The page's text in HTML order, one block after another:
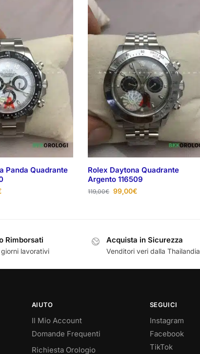
Panda Quadrante
Rolex Daytona Quadrante
Argento 116509
119,00€ 99,00€
Rimborsati
lavorativi
Acquista in Sicurezza
Venditori veri dalla Thailandia
AIUTO
Il Mio Account
Domande Frequenti
Richiesta Orologio
SEGUICI
Instagram
Facebook
TikTok